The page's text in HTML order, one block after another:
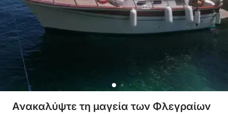
Ανακαλύψτε τη μαγεία των Φλεγραίων